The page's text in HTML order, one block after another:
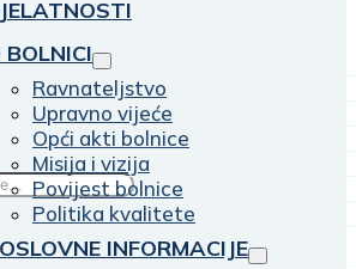
BOLNICI
Ravnateljstvo
Upravno vijeće
Opći akti bolnice
Misija i vizija
Povijest bolnice
Politika kvalitete
INFORMACIJE